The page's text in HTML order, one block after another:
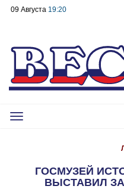
09 Августа 19:20
Toggle
ГОСМУЗЕЙ
ВЫСТАВИЛ